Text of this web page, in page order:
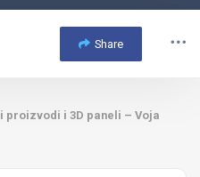
Share
proizvodi i 3D paneli – Voja